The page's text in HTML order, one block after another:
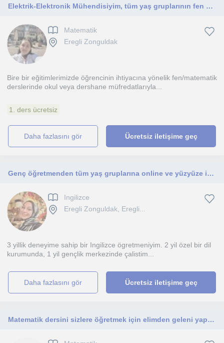
Elektrik-Elektronik Mühendisiyim, tüm yaş gruplarının fen matematik ingilizce derslerine yardımcı oluyorum.
Matematik
Eregli Zonguldak
Bire bir eğitimlerimizde öğrencinin ihtiyacına yönelik fen/matematik
derslerinde okul veya dershane müfredatlarıyla...
1. ders ücretsiz
daha fazlasını gör Ücretsiz iletişime geç
Genç öğretmenden tüm yaş gruplarına online ve yüzyüze ingilizce dersi
Ingilizce
Eregli Zonguldak, Eregli...
3 yillik deneyime sahip bir Ingilizce ögretmeniyim. 2 yil özel bir dil
kurumunda, 1 yil gençlik merkezinde çalistim...
daha fazlasını gör Ücretsiz iletişime geç
Matematik dersini sizlere öğretmek için elimden geleni yapacağım